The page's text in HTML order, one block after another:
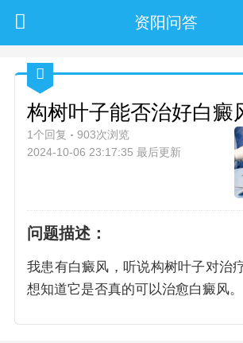
资阳问答
构树叶子能否治好白癜
1个回复
903次浏览
2024-10-06 23:17:35 最后更新
问题描述：
我患有白癜风，听说构树叶子对治
想知道它是否真的可以治愈白癜风。